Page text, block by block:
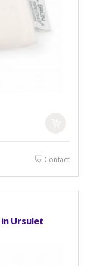
Contact
Ursulet